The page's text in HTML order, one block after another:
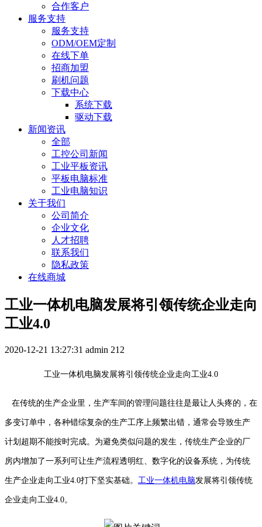
合作客户
服务支持
服务支持
ODM/OEM定制
在线下单
招商加盟
刷机问题
下载中心
系统下载
驱动下载
新闻资讯
全部
工控公司新闻
工业平板资讯
平板电脑标准
工业电脑知识
关于我们
公司简介
企业文化
人才招聘
联系我们
隐私政策
在线商城
工业一体机电脑发展将引领传统企业走向
工业4.0
2020-12-21 13:27:31 admin 212
工业一体机电脑发展将引领传统企业走向工业4.0
在传统的生产企业里，生产车间的管理问题往往是最让人头疼的，在
多变订单中，各种错综复杂的生产工序上频繁出错，通常会导致生产
计划超期不能按时完成。为避免类似问题的发生，传统生产企业的厂
房内增加了一系列可让生产流程透明红、数字化的设备系统，为传统
生产企业走向工业4.0打下坚实基础。 工业一体机电脑发展将引领传统
企业走向工业4.0。